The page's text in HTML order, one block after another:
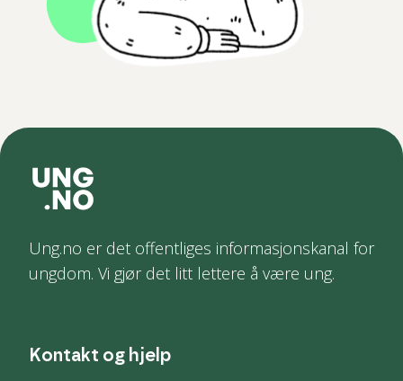
Ung.no er det offentliges informasjonskanal for
ungdom. Vi gjør det litt lettere å være ung.
Kontakt og hjelp